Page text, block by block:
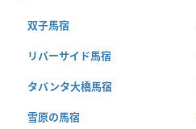
双子馬宿
リバーサイド馬宿
タバンタ大橋馬宿
雪原の馬宿